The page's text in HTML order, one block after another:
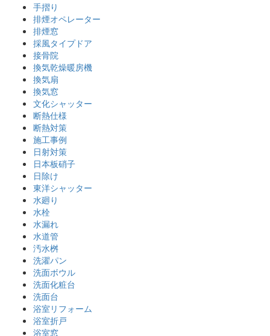
手摺り
排煙オペレーター
排煙窓
採風タイプドア
接骨院
換気乾燥暖房機
換気扇
換気窓
文化シャッター
断熱仕様
断熱対策
施工事例
日射対策
日本板硝子
日除け
東洋シャッター
水廻り
水栓
水漏れ
水道管
汚水桝
洗濯パン
洗面ボウル
洗面化粧台
洗面台
浴室リフォーム
浴室折戸
浴室窓